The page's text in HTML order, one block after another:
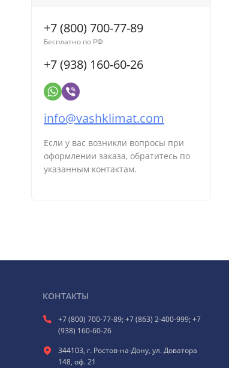
+7 (800) 700-77-89
Бесплатно по РФ
+7 (938) 160-60-26
info@vashklimat.com
Если у вас возникли вопросы при
оформлении заказа, обратитесь по
указанным контактам.
КОНТАКТЫ
+7 (800) 700-77-89; +7 (863) 2-400-999; +7
(938) 160-60-26
344103, г. Ростов-на-Дону, ул. Доватора
148, оф. 21